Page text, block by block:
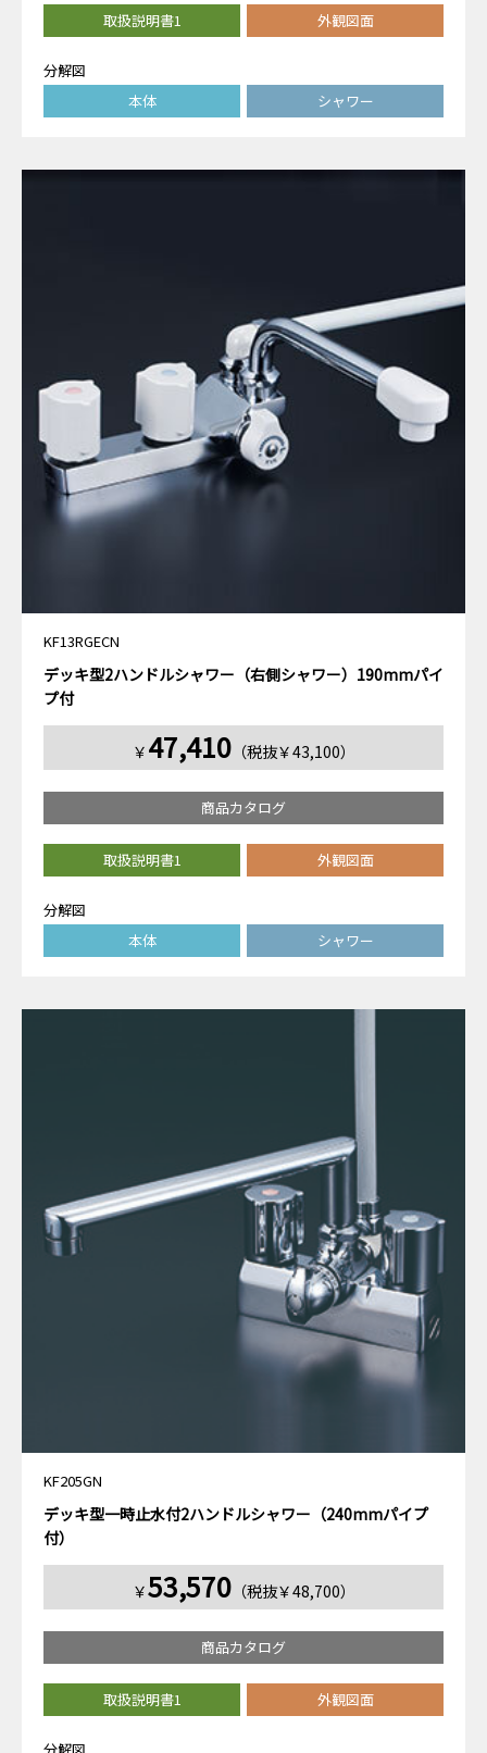
取扱説明書1 外観図面
分解図
本体
シャワー
KF13RGECN
デッキ型2ハンドルシャワー（右側シャワー）190mmパイ
プ付
￥ 47,410（税抜￥43,100）
商品カタログ
取扱説明書1 外観図面
分解図
本体
シャワー
KF205GN
デッキ型一時止水付2ハンドルシャワー（240mmパイプ
付）
￥53,570（税抜￥48,700）
商品カタログ
取扱説明書1 外観図面